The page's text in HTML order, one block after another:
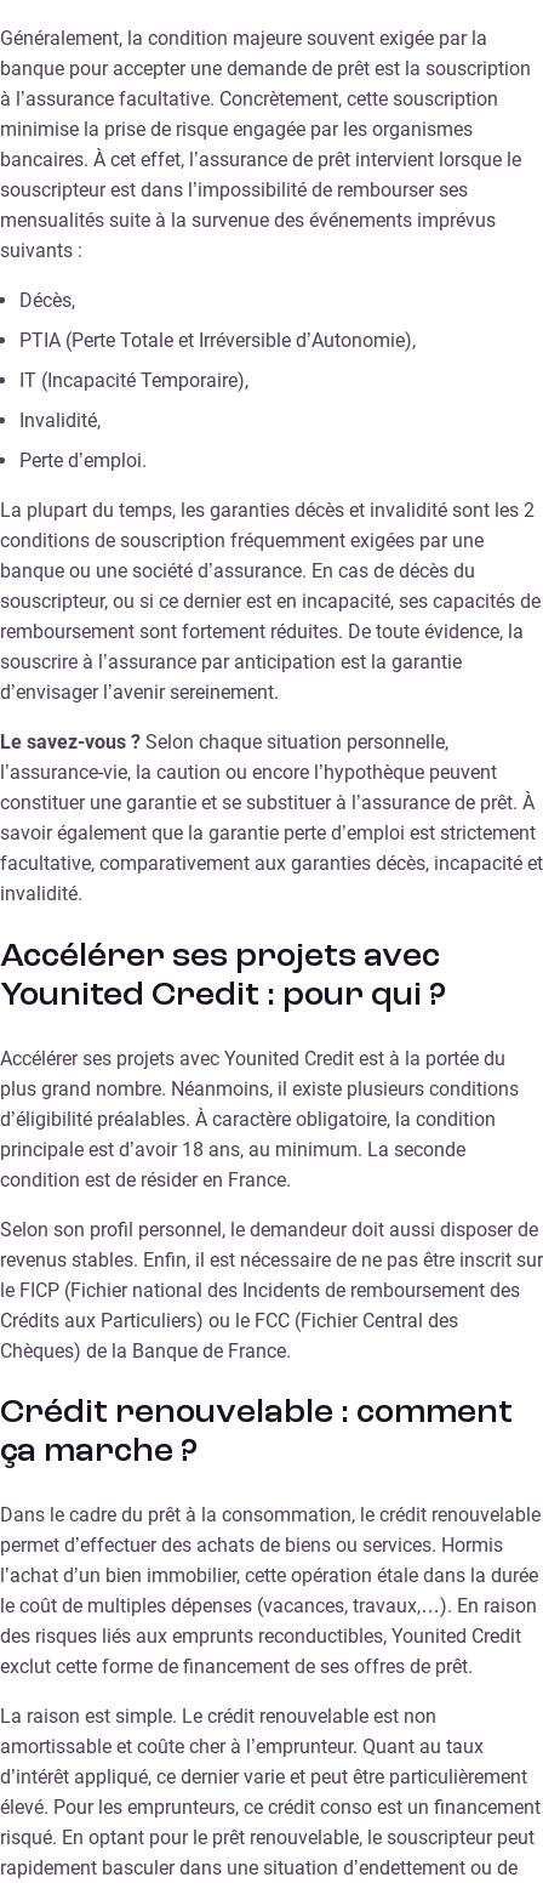
Généralement, la condition majeure souvent exigée par la
banque pour accepter une demande de prêt est la souscription
à l’assurance facultative. Concrètement, cette souscription
minimise la prise de risque engagée par les organismes
bancaires. À cet effet, l’assurance de prêt intervient lorsque le
souscripteur est dans l’impossibilité de rembourser ses
mensualités suite à la survenue des événements imprévus
suivants :
Décès,
PTIA (Perte Totale et Irréversible d’Autonomie),
IT (Incapacité Temporaire),
Invalidité,
Perte d’emploi.
La plupart du temps, les garanties décès et invalidité sont les 2
conditions de souscription fréquemment exigées par une
banque ou une société d’assurance. En cas de décès du
souscripteur, ou si ce dernier est en incapacité, ses capacités de
remboursement sont fortement réduites. De toute évidence, la
souscrire à l’assurance par anticipation est la garantie
d’envisager l’avenir sereinement.
Le savez-vous ? Selon chaque situation personnelle,
l’assurance-vie, la caution ou encore l’hypothèque peuvent
constituer une garantie et se substituer à l’assurance de prêt. À
savoir également que la garantie perte d’emploi est strictement
facultative, comparativement aux garanties décès, incapacité et
invalidité.
Accélérer ses projets avec
Younited Credit : pour qui ?
Accélérer ses projets avec Younited Credit est à la portée du
plus grand nombre. Néanmoins, il existe plusieurs conditions
d’éligibilité préalables. À caractère obligatoire, la condition
principale est d’avoir 18 ans, au minimum. La seconde
condition est de résider en France.
Selon son profil personnel, le demandeur doit aussi disposer de
revenus stables. Enfin, il est nécessaire de ne pas être inscrit sur
le FICP (Fichier national des Incidents de remboursement des
Crédits aux Particuliers) ou le FCC (Fichier Central des
Chèques) de la Banque de France.
Crédit renouvelable : comment
ça marche ?
Dans le cadre du prêt à la consommation, le crédit renouvelable
permet d’effectuer des achats de biens ou services. Hormis
l’achat d’un bien immobilier, cette opération étale dans la durée
le coût de multiples dépenses (vacances, travaux,…). En raison
des risques liés aux emprunts reconductibles, Younited Credit
exclut cette forme de financement de ses offres de prêt.
La raison est simple. Le crédit renouvelable est non
amortissable et coûte cher à l’emprunteur. Quant au taux
d’intérêt appliqué, ce dernier varie et peut être particulièrement
élevé. Pour les emprunteurs, ce crédit conso est un financement
risqué. En optant pour le prêt renouvelable, le souscripteur peut
rapidement basculer dans une situation d’endettement ou de